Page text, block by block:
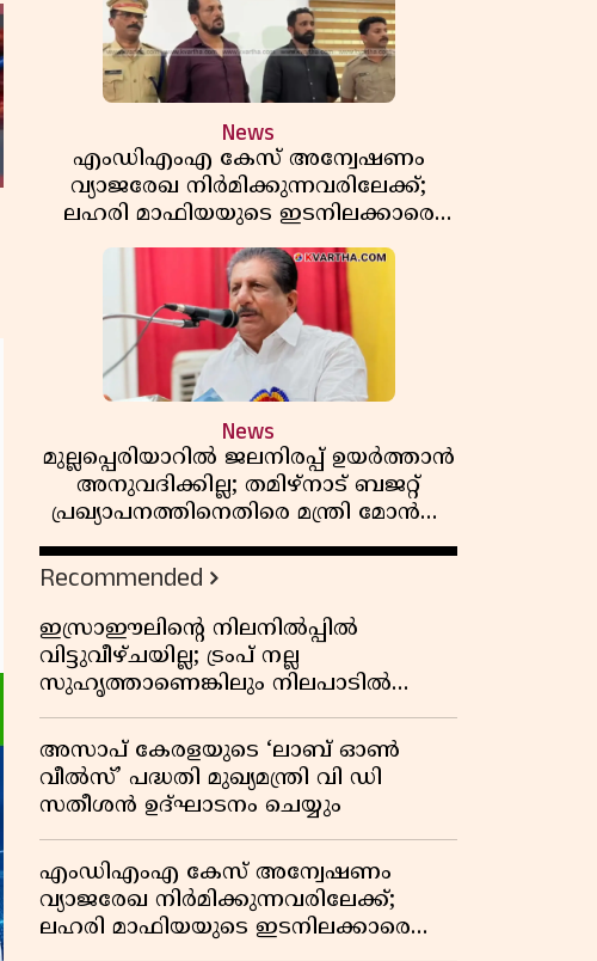
News
എംഡിഎംഎ കേസ് അന്വേഷണം
വ്യാജരേഖ നിർമിക്കുന്നവരിലേക്ക്;
ലഹരി മാഫിയയുടെ ഇടനിലക്കാരെ
കുടുക്കി കണ്ണൂർ സിറ്റി പൊലീസ്
News
മുല്ലപ്പെരിയാറിൽ ജലനിരപ്പ് ഉയർത്താൻ
അനുവദിക്കില്ല; തമിഴ്നാട് ബജറ്റ്
പ്രഖ്യാപനത്തിനെതിരെ മന്ത്രി മോൻസ്
ജോസഫ്
Recommended
ഇസ്രാഈലിന്റെ നിലനിൽപ്പിൽ
വിട്ടുവീഴ്ചയില്ല; ട്രംപ് നല്ല
സുഹൃത്താണെങ്കിലും നിലപാടിൽ
മാറ്റമില്ലെന്ന് നെതന്യാഹു; ഹോർമുസ്
പാതയിൽ ഇറാൻ-ഒമാൻ ധാരണ,
തടസ്സമായി യുഎസ് ഭീഷണി
അസാപ് കേരളയുടെ ‘ലാബ് ഓൺ
വീൽസ്’ പദ്ധതി മുഖ്യമന്ത്രി വി ഡി
സതീശൻ ഉദ്ഘാടനം ചെയ്യും
എംഡിഎംഎ കേസ് അന്വേഷണം
വ്യാജരേഖ നിർമിക്കുന്നവരിലേക്ക്;
ലഹരി മാഫിയയുടെ ഇടനിലക്കാരെ
കുടുക്കി കണ്ണൂർ സിറ്റി പൊലീസ്